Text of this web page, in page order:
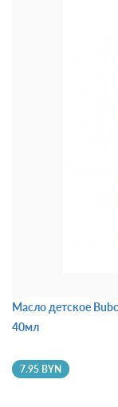
Масло детское
40мл
7.95 BYN